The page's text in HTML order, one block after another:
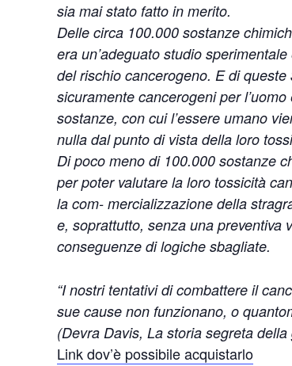
sia mai stato fatto in merito.
Delle circa 100.000 sostanze
era un’adeguato studio
del rischio cancerogeno. E di
sicuramente cancerogeni per
sostanze, con cui l’essere umano
nulla dal punto di vista della loro
Di poco meno di 100.000 sostanze
per poter valutare la loro tossicità
la com- mercializzazione della
e, soprattutto, senza una preventiva
conseguenze di logiche sbagliate.
“I nostri tentativi di combattere il
sue cause non funzionano, o
(Devra Davis, La storia segreta
Link dov’è possibile acquistarlo